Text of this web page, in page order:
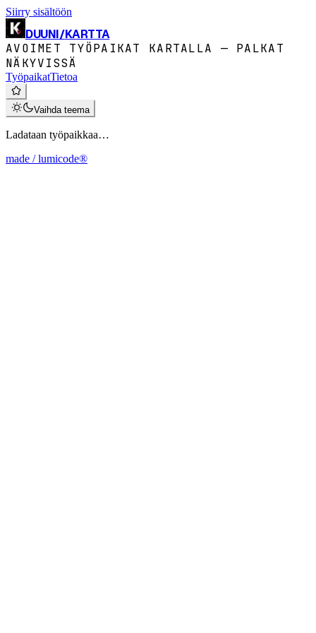
Siirry sisältöön
DUUNI/KARTTA
AVOIMET TYÖPAIKAT KARTALLA — PALKAT
NÄKYVISSÄ
TyöpaikatTietoa
Vaihda teema
Ladataan työpaikkaa…
made / lumicode®